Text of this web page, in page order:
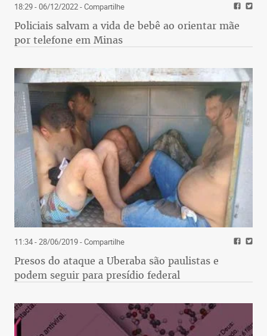
18:29 - 06/12/2022- Compartilhe
Policiais salvam a vida de bebê ao orientar mãe
por telefone em Minas
11:34 - 28/06/2019- Compartilhe
Presos do ataque a Uberaba são paulistas e
podem seguir para presídio federal